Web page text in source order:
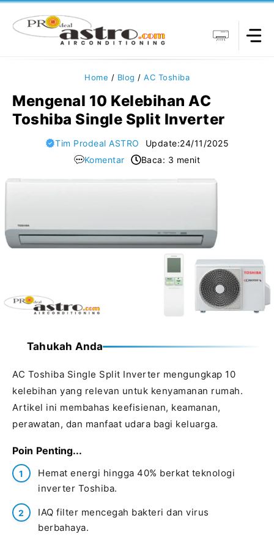
Home / Blog / AC Toshiba
Mengenal 10 Kelebihan AC
Toshiba Single Split Inverter
Tim Prodeal ASTRO Update:24/11/2025
Komentar
Baca: 3 menit
Tahukah Anda
AC Toshiba Single Split Inverter mengungkap 10
kelebihan yang relevan untuk kenyamanan rumah.
Artikel ini membahas keefisienan, keamanan,
perawatan, dan manfaat udara bagi keluarga.
Poin Penting...
Hemat energi hingga 40% berkat teknologi
inverter Toshiba.
IAQ filter mencegah bakteri dan virus
berbahaya.